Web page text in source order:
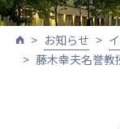
お知らせ
藤木幸夫名誉教